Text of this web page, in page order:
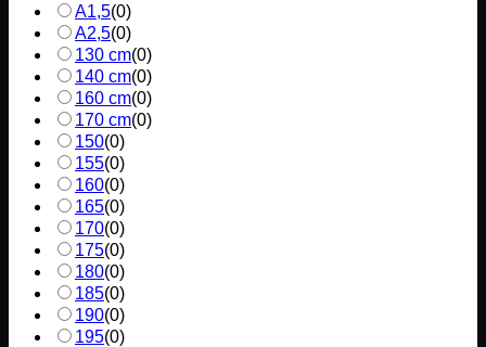
A1,5(0)
A2,5(0)
130 cm(0)
140 cm(0)
160 cm(0)
170 cm(0)
150(0)
155(0)
160(0)
165(0)
170(0)
175(0)
180(0)
185(0)
190(0)
195(0)